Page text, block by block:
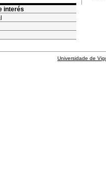
interés
Universidade de